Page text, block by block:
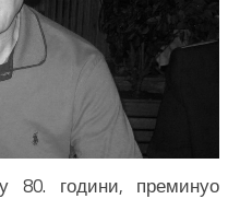
80. години, преминуо